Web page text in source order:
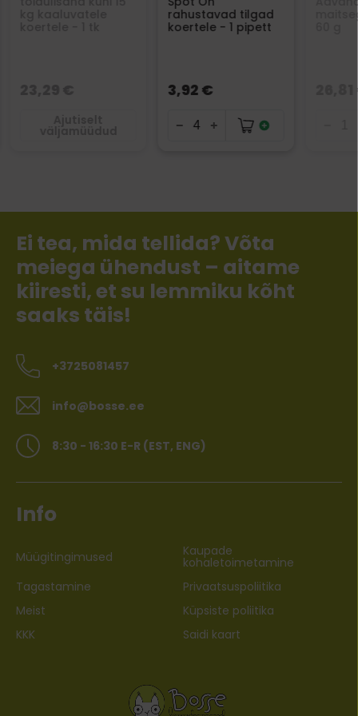
rahustavad tilgad
koertele - 1 pipett
3,92 €
Ei tea, mida tellida? Võta
meiega ühendust – aitame
kiiresti, et su lemmiku kõht
saaks täis!
+3725081457
info@bosse.ee
8:30 - 16:30 E-R (EST, ENG)
Info
Müügitingimused Kaupade
kohaletoimetamine
Tagastamine
Privaatsuspoliitika
Meist
Küpsiste poliitika
KKK
Saidi kaart